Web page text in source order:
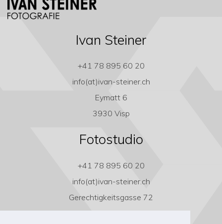
Ivan Steiner
+41 78 895 60 20
info(at)ivan-steiner.ch
Eymatt 6
3930 Visp
Fotostudio
+41 78 895 60 20
info(at)ivan-steiner.ch
Gerechtigkeitsgasse 72
3011 Bern